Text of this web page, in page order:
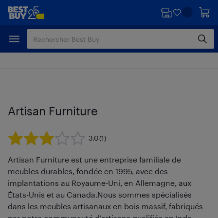
Passer
principal
Passer
Artisan Furniture
3.0(1)
Artisan Furniture est une entreprise familiale de
meubles durables, fondée en 1995, avec des
implantations au Royaume-Uni, en Allemagne, aux
États-Unis et au Canada.Nous sommes spécialisés
dans les meubles artisanaux en bois massif, fabriqués